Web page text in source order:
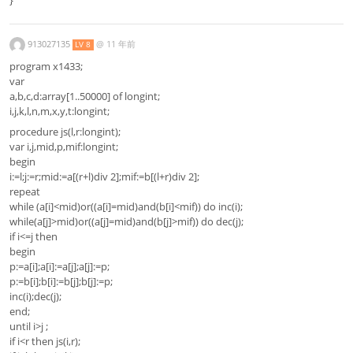
913027135 LV 8 @ 11 年前
program x1433;
var
a,b,c,d:array[1..50000] of longint;
i,j,k,l,n,m,x,y,t:longint;
procedure js(l,r:longint);
var i,j,mid,p,mif:longint;
begin
i:=l;j:=r;mid:=a[(r+l)div 2];mif:=b[(l+r)div 2];
repeat
while (a[i]<mid)or((a[i]=mid)and(b[i]<mif)) do inc(i);
while(a[j]>mid)or((a[j]=mid)and(b[j]>mif)) do dec(j);
if i<=j then
begin
p:=a[i];a[i]:=a[j];a[j]:=p;
p:=b[i];b[i]:=b[j];b[j]:=p;
inc(i);dec(j);
end;
until i>j ;
if i<r then js(i,r);